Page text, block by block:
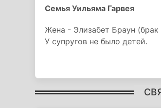
Семья Уильяма Гарвея
Жена - Элизабет Браун (брак
У супругов не было детей.